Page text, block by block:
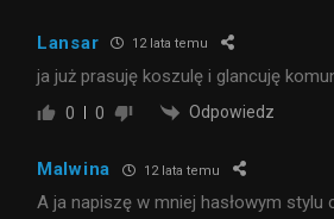
Lansar 12 lata temu
ja już prasuję koszulę i glancuję
0 0 Odpowiedz
Malwina 12 lata temu
A ja napiszę w mniej hasłowym stylu